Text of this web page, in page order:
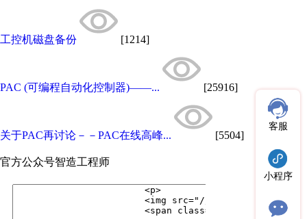
工控机磁盘备份 [1214]
PAC (可编程自动化控制器)——... [25916]
关于PAC再讨论－－PAC在线高峰... [5504]
官方公众号智造工程师
客服
小程序